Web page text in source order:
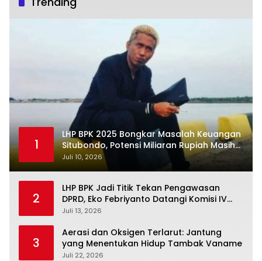
1
LHP BPK 2025 Bongkar Masalah Keuangan
Situbondo, Potensi Miliaran Rupiah Masih
Belum Terkelola
Juli 10, 2026
2
LHP BPK Jadi Titik Tekan Pengawasan
DPRD, Eko Febriyanto Datangi Komisi IV
dan Ajak Dewan Kembali Berpijak pada
Juli 13, 2026
3
Aerasi dan Oksigen Terlarut: Jantung
yang Menentukan Hidup Tambak Vaname
Juli 22, 2026